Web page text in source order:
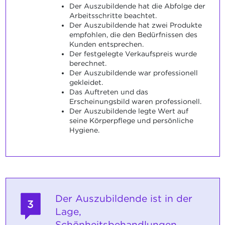
Der Auszubildende hat die Abfolge der
Arbeitsschritte beachtet.
Der Auszubildende hat zwei Produkte
empfohlen, die den Bedürfnissen des
Kunden entsprechen.
Der festgelegte Verkaufspreis wurde
berechnet.
Der Auszubildende war professionell
gekleidet.
Das Auftreten und das
Erscheinungsbild waren professionell.
Der Auszubildende legte Wert auf
seine Körperpflege und persönliche
Hygiene.
3
Der Auszubildende ist in der
Lage,